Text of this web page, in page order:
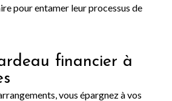
pour entamer leur processus de
financier à
vous épargnez à vos